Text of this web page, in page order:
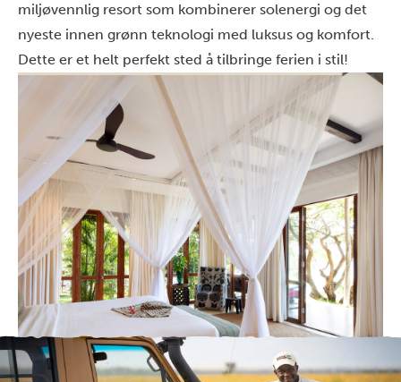
miljøvennlig resort som kombinerer solenergi og det
nyeste innen grønn teknologi med luksus og komfort.
Dette er et helt perfekt sted å tilbringe ferien i stil!